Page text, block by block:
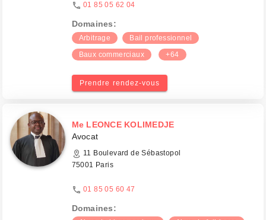
01 85 05 62 04
Domaines:
Arbitrage
Bail professionnel
Baux commerciaux
+64
Prendre rendez-vous
Me LEONCE KOLIMEDJE
Avocat
11 Boulevard de Sébastopol
75001 Paris
01 85 05 60 47
Domaines: